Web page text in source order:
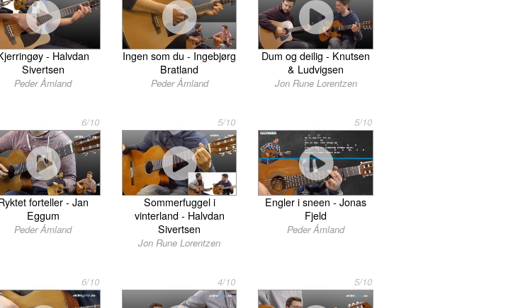
- Halvdan
Sivertsen
Peder Åmland
Ingen som du - Ingebjørg
Bratland
Peder Åmland
Dum og deilig - Knutsen
& Ludvigsen
Jon Rune Lorentzen
6/10
forteller - Jan
Eggum
Peder Åmland
5/10
Sommerfuggel i
vinterland - Halvdan
Sivertsen
Jon Rune Lorentzen
5/10
Engler i sneen - Jonas
Fjeld
Peder Åmland
6/10 4/10 5/10